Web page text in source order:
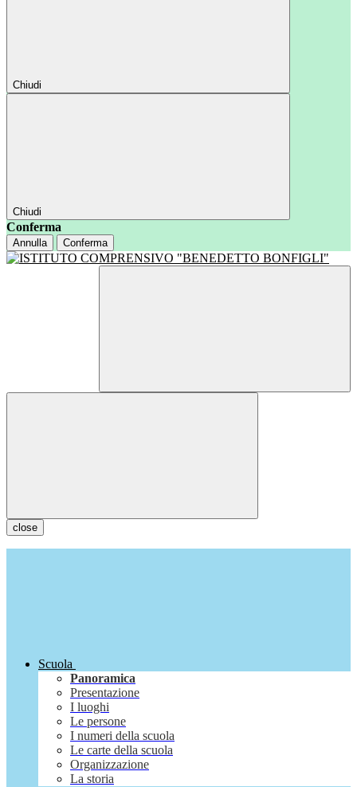
Chiudi
Chiudi
Conferma
Annulla Conferma
close
Scuola
Panoramica
Presentazione
I luoghi
Le persone
I numeri della scuola
Le carte della scuola
Organizzazione
La storia